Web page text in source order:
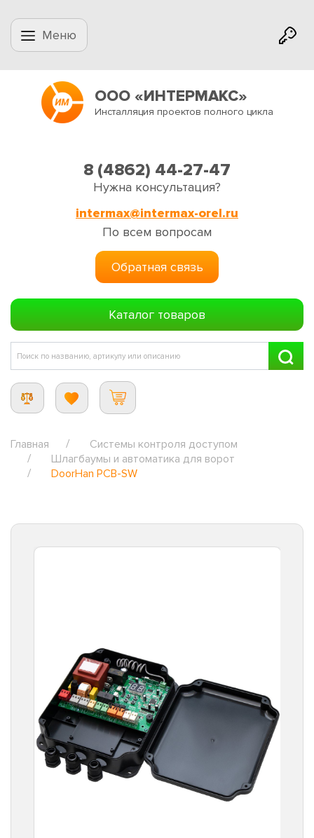
Меню
ООО «ИНТЕРМАКС»
Инсталляция проектов полного цикла
8 (4862) 44-27-47
Нужна консультация?
intermax@intermax-orel.ru
По всем вопросам
Обратная связь
Каталог товаров
Главная
Системы контроля доступом
Шлагбаумы и автоматика для ворот
DoorHan PCB-SW